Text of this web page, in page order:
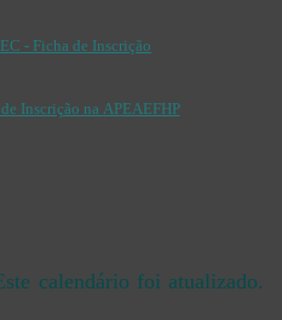
- Ficha de Inscrição
Inscrição na APEAEFHP
calendário foi atualizado.